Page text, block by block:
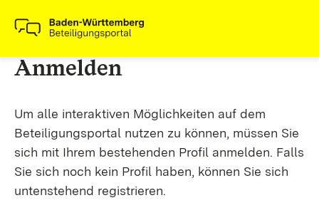
Anmelden
Um alle interaktiven Möglichkeiten auf dem
Beteiligungsportal nutzen zu können, müssen Sie
sich mit Ihrem bestehenden Profil anmelden. Falls
Sie sich noch kein Profil haben, können Sie sich
untenstehend registrieren.